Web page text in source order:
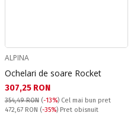
ALPINA
Ochelari de soare Rocket
Текуща цена:
307,25 RON
354,49 RON (-13%) Cel mai bun pret
Pret obisnuit:
472,67 RON (-35%) Pret obisnuit